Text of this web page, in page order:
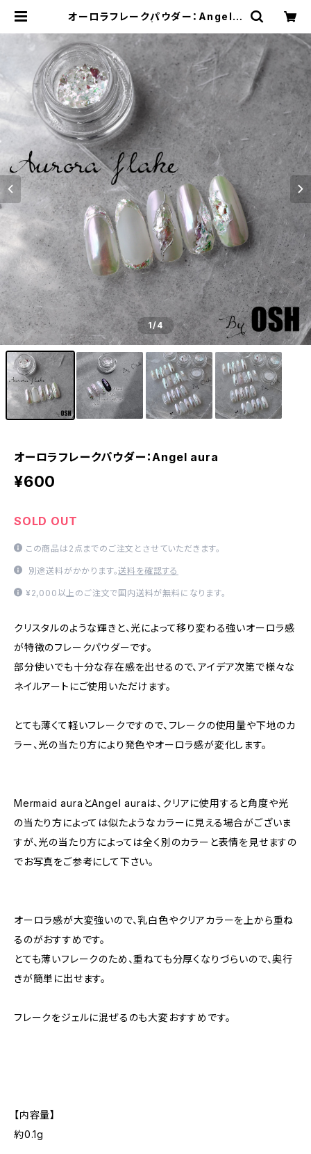
オーロラフレークパウダー：Angel a
1/4
オーロラフレークパウダー：Angel aura
¥600
SOLD OUT
この商品は2点までのご注文とさせていただきます。
別途送料がかかります。送料を確認する
¥2,000以上のご注文で国内送料が無料になります。
クリスタルのような輝きと、光によって移り変わる強いオーロラ感
が特徴のフレークパウダーです。
部分使いでも十分な存在感を出せるので、アイデア次第で様々な
ネイルアートにご使用いただけます。
とても薄くて軽いフレークですので、フレークの使用量や下地のカ
ラー、光の当たり方により発色やオーロラ感が変化します。
Mermaid auraとAngel auraは、クリアに使用すると角度や光
の当たり方によっては似たようなカラーに見える場合がございま
すが、光の当たり方によっては全く別のカラーと表情を見せますの
でお写真をご参考にして下さい。
オーロラ感が大変強いので、乳白色やクリアカラーを上から重ね
るのがおすすめです。
とても薄いフレークのため、重ねても分厚くなりづらいので、奥行
きが簡単に出せます。
フレークをジェルに混ぜるのも大変おすすめです。
【内容量】
約0.1g